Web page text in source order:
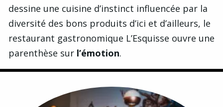
dessine une cuisine d’instinct influencée par la
diversité des bons produits d’ici et d’ailleurs, le
restaurant gastronomique L’Esquisse ouvre une
parenthèse sur l’émotion.